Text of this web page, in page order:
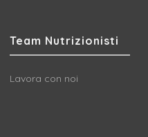
Team Nutrizionisti
Lavora con noi